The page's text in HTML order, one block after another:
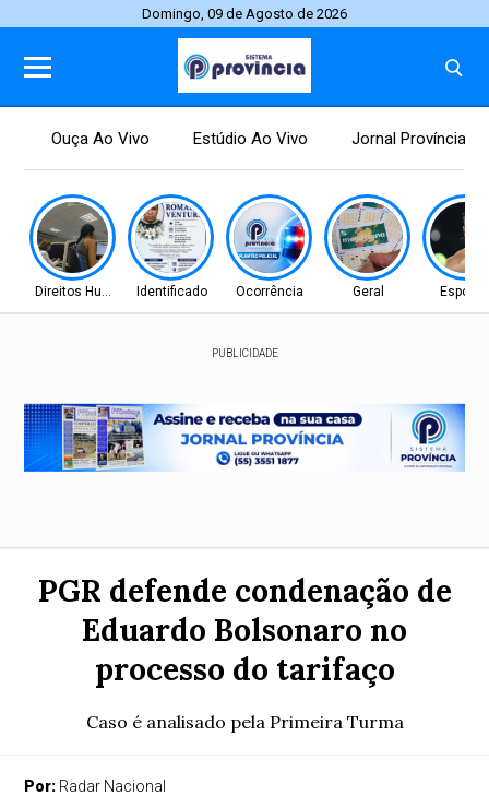
Domingo, 09 de Agosto de 2026
Ouça Ao Vivo Estúdio Ao Vivo Jornal Província
Direitos HumanosIdentificado Ocorrência Geral
PUBLICIDADE
PGR defende condenação de
Eduardo Bolsonaro no
processo do tarifaço
Caso é analisado pela Primeira Turma
Por: Radar Nacional